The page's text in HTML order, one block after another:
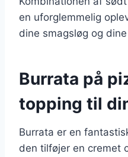
en uforglemmelig
dine smagsløg og
Burrata på
topping til
Burrata er en
den tilføjer en cremet